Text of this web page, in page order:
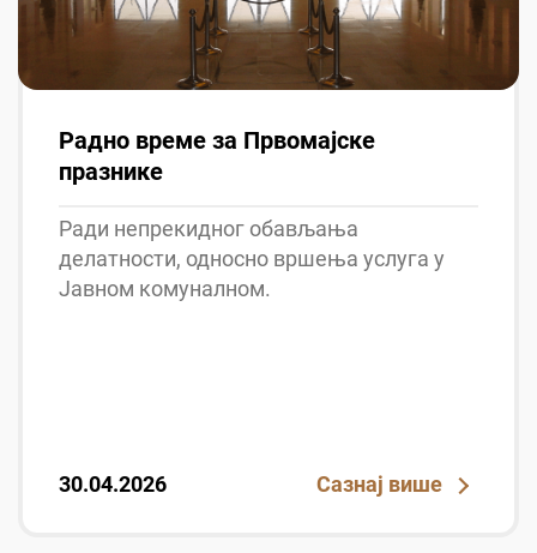
Радно време за Првомајске
празнике
Ради непрекидног обављања
делатности, односно вршења услуга у
Јавном комуналном.
30.04.2026 Сазнај више